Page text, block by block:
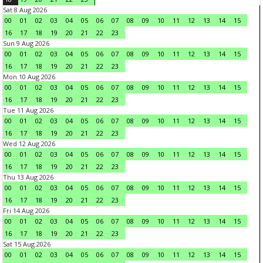
Sat 8 Aug 2026
00
01 02 03 04 05 06 07 08 09 10 11 12 13 14
15
16
17 18 19 20 21 22
23
Sun 9 Aug 2026
00
01 02 03 04 05 06 07 08 09 10 11 12 13 14
15
16
17 18 19 20 21 22
23
Mon 10 Aug 2026
00
01 02 03 04 05 06 07 08 09 10 11 12 13 14
15
16
17 18 19 20 21 22
23
Tue 11 Aug 2026
00
01 02 03 04 05 06 07 08 09 10 11 12 13 14
15
16
17 18 19 20 21 22
23
Wed 12 Aug 2026
00
01 02 03 04 05 06 07 08 09 10 11 12 13 14
15
16
17 18 19 20 21 22
23
Thu 13 Aug 2026
00
01 02 03 04 05 06 07 08 09 10 11 12 13 14
15
16
17 18 19 20 21 22
23
Fri 14 Aug 2026
00
01 02 03 04 05 06 07 08 09 10 11 12 13 14
15
16
17 18 19 20 21 22
23
Sat 15 Aug 2026
00
01 02 03 04 05 06 07 08 09 10 11 12 13 14
15